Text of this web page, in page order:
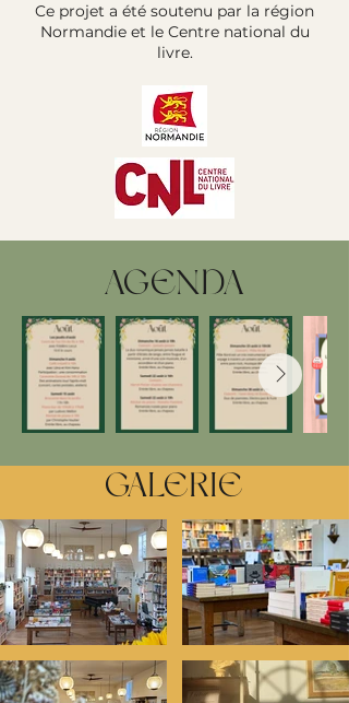
Ce projet a été soutenu par la région
Normandie et le Centre national du
livre.
AGENDA
GALERIE